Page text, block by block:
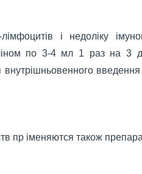
і недоліку
по 3-4 мл 1 раз на 3
внутрішньовенного
пр іменяются також